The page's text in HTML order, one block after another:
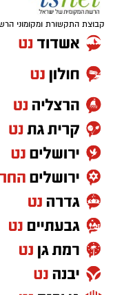
בפעילות נוספת
ובמסגרת מעקב
בסמים, זוהו על
בחומרים
חומרים החשודים
ירושלים נעצרה
קבוצת התקשורת ומקומוני